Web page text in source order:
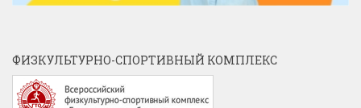
ФИЗКУЛЬТУРНО-СПОРТИВНЫЙ КОМПЛЕКС